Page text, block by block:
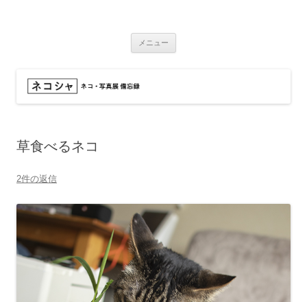
メニュー
草食べるネコ
2件の返信